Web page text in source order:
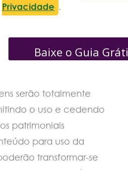
Privacidade .
Baixe o Guia
serão totalmente
o uso e cedendo
patrimoniais
para uso da
transformar-se